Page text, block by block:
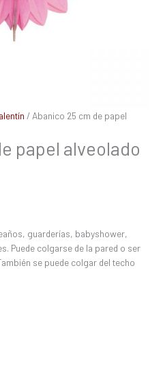
/ Abanico 25 cm de papel
papel alveolado
guarderías, babyshower,
Puede colgarse de la pared o ser
se puede colgar del techo